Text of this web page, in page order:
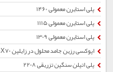
پلی استایرن معمولی 1460
پلی استایرن معمولی 1115
پلی استایرن معمولی 1309
اپوکسی رزین جامد محلول در زایلین E01X70
پلی اتیلن سنگین تزریقی 2208